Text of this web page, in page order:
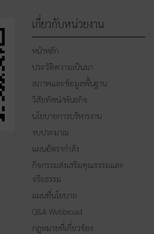
เกี่ยวกับหน่วยงาน
หน้าหลัก
ประวัติความเป็นมา
สภาพและข้อมูลพื้นฐาน
วิสัยทัศน์/พันธกิจ
นโยบายการบริหารงาน
งบประมาณ
แผนอัตรากำลัง
กิจกรรมส่งเสริมคุณธรรมและ
จริยธรรม
แผนที่นโยบาย
Q&A Webbroad
กฎหมายที่เกี่ยวข้อง